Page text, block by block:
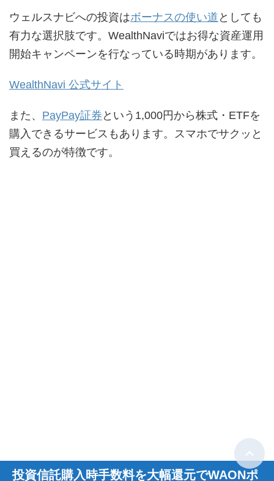
ウェルスナビへの投資はボーナスの使い道 としても
有力な選択肢です。WealthNaviではお得な資産運用
開始キャンペーンを行なっている時期があります。
WealthNavi 公式サイト
また、 PayPay証券 という1,000円から株式・ETFを
購入できるサービスもあります。スマホでサクッと
買えるのが特徴です。
投資信託購入時手数料を大幅還元でWAONポ